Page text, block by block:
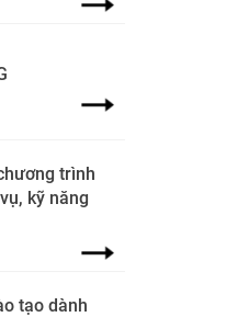
trình
kỹ năng
tạo dành